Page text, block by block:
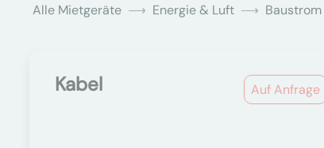
Alle Mietgeräte Energie & Luft
Auf Anfrage
Kabel